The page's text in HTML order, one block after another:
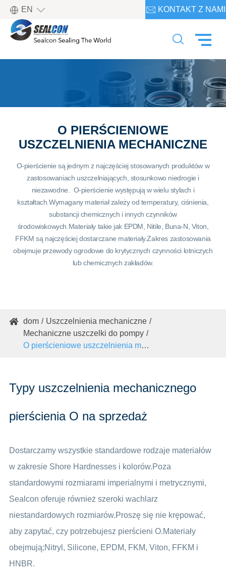
EN   KONTAKT Z NAMI

O PIERŚCIENIOWE
USZCZELNIENIA MECHANICZNE
O-pierścienie są jednym z najczęściej stosowanych produktów w
zastosowaniach uszczelniających, stosunkowo niedrogie i
niezawodne. O-pierścienie występują w wielu stylach i
kształtach.Wymagany materiał zależy od temperatury, ciśnienia,
substancji chemicznych i innych czynników
środowiskowych.Materiały takie jak EPDM, Nitile, Buna-N, Viton,
FFKM są najczęściej dostarczane materiały.Zakres zastosowania
obejmuje przewody ogrodowe do krytycznych czynności lotniczych
lub chemicznych zakładów.
 dom
Uszczelnienia mechaniczne
Mechaniczne uszczelki do pompy
O pierścieniowe uszczelnienia mechaniczne
Typy uszczelnienia mechanicznego
pierścienia O na sprzedaż
Dostarczamy wszystkie standardowe rodzaje materiałów
w zakresie Shore Hardnesses i kolorów.Poza
standardowymi rozmiarami imperialnymi i metrycznymi,
Sealcon oferuje również szeroki wachlarz
niestandardowych rozmiarów.Proszę się nie krępować,
aby zapytać, czy potrzebujesz pierścieni O.Materiały
obejmują;Nitryl, Silicone, EPDM, FKM, Viton, FFKM i
HNBR.